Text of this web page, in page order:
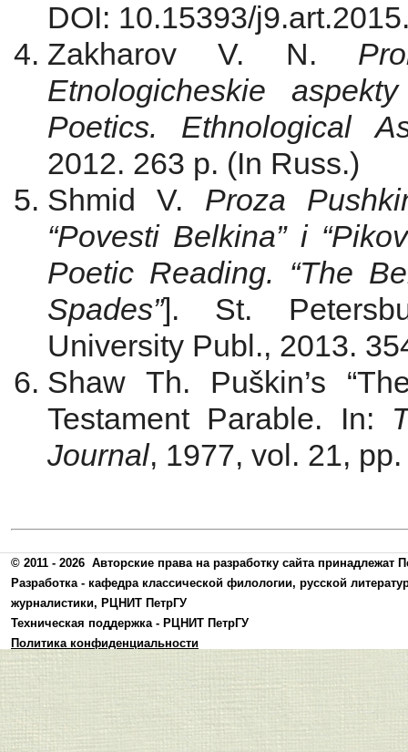
DOI: 10.15393/
Zakharov V. N.
Etnologicheskie aspekty
Poetics. Ethnological
2012. 263 p. (In Russ.)
Shmid V. Proza
“Povesti Belkina” i
Poetic Reading. “The
Spades”]. St.
University Publ., 2013.
Shaw Th. Puškin’s
Testament Parable. In:
Journal, 1977, vol. 21,
© 2011 - 2026 Авторские права на разработку сайта принадлежат
Разработка - кафедра классической филологии, русской
журналистики, РЦНИТ ПетрГУ
Техническая поддержка - РЦНИТ ПетрГУ
Политика конфиденциальности